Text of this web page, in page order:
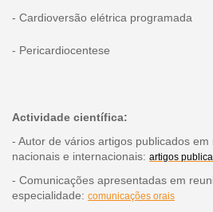
- Cardioversão elétrica programada
- Pericardiocentese
Actividade científica:
- Autor de vários artigos publicados
nacionais e internacionais: artigos
- Comunicações apresentadas em
especialidade: comunicações orais